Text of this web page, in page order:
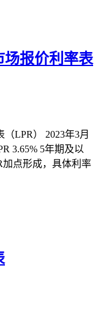
场报价利率表
LPR） 2023年3月
3.65% 5年期及以
加点形成，具体利率